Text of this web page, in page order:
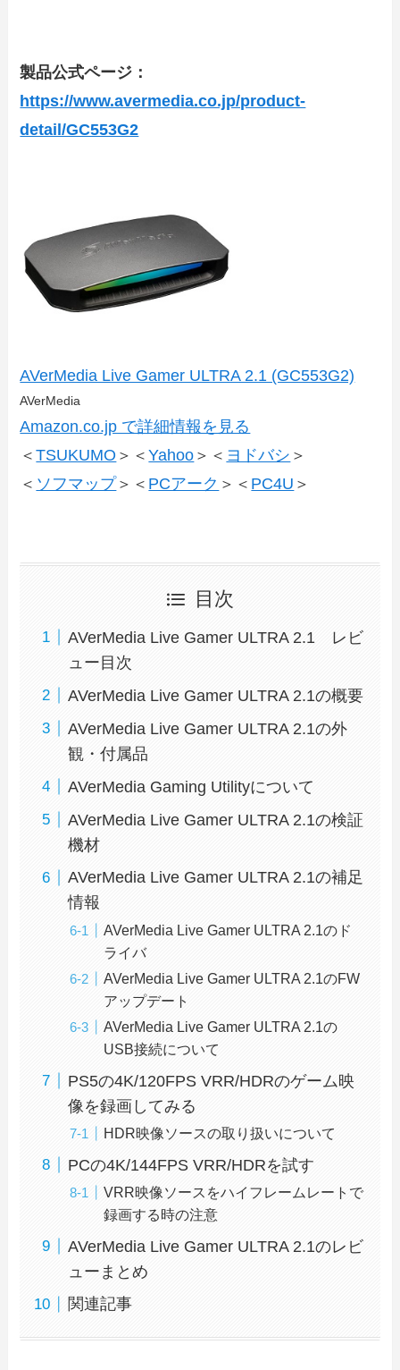
製品公式ページ：
https://www.avermedia.co.jp/product-
detail/GC553G2
AVerMedia Live Gamer ULTRA 2.1 (GC553G2)
AVerMedia
Amazon.co.jp で詳細情報を見る
＜TSUKUMO ＞＜Yahoo ＞＜ ヨドバシ ＞
＜ ソフマップ＞＜ PCアーク ＞＜ PC4U ＞
目次
AVerMedia Live Gamer ULTRA 2.1 レビ
ュー目次
AVerMedia Live Gamer ULTRA 2.1の概要
AVerMedia Live Gamer ULTRA 2.1の外
観・付属品
AVerMedia Gaming Utilityについて
AVerMedia Live Gamer ULTRA 2.1の検証
機材
AVerMedia Live Gamer ULTRA 2.1の補足
情報
AVerMedia Live Gamer ULTRA 2.1のド
ライバ
AVerMedia Live Gamer ULTRA 2.1のFW
アップデート
AVerMedia Live Gamer ULTRA 2.1の
USB接続について
PS5の4K/120FPS VRR/HDRのゲーム映
像を録画してみる
HDR映像ソースの取り扱いについて
PCの4K/144FPS VRR/HDRを試す
VRR映像ソースをハイフレームレートで
録画する時の注意
AVerMedia Live Gamer ULTRA 2.1のレビ
ューまとめ
関連記事